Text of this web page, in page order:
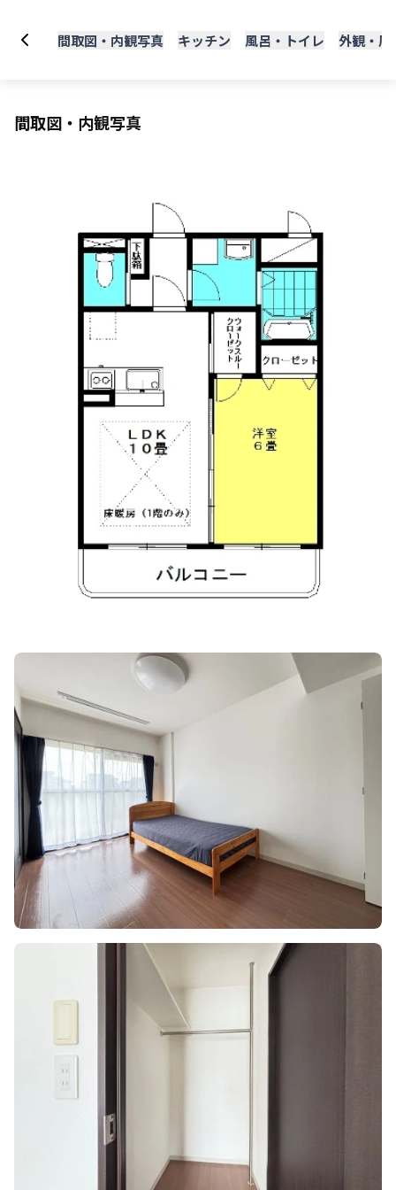
間取図・内観写真 キッチン 風呂・トイレ 外観・周
間取図・内観写真